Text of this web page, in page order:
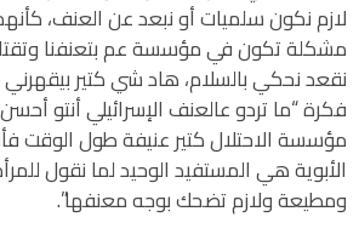
لازم نكون سلميات أو نبعد عن العنف،
مشكلة تكون في مؤسسة عم بتعنفنا
نقعد نحكي بالسلام، هاد شي كتير
فكرة “ما تردو عالعنف الإسرائيلي أنتو
مؤسسة الاحتلال كتير عنيفة طول الوقت
الأبوية هي المستفيد الوحيد لما نقول
ومطيعة ولازم تضحك بوجه معنفها”.